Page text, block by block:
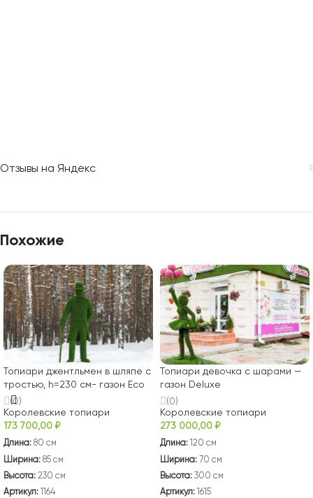
Отзывы на Яндекс
Похожие
Топиари джентльмен в шляпе с
тростью, h=230 см- газон Eco
(0)
Королевские топиари
173 700,00₽
Длина: 80 см
Ширина: 85 см
Высота: 230 см
Артикул: 1164
Топиари девочка с шарами —
газон Deluxe
(0)
Королевские топиари
273 000,00₽
Длина: 120 см
Ширина: 70 см
Высота: 300 см
Артикул: 1615